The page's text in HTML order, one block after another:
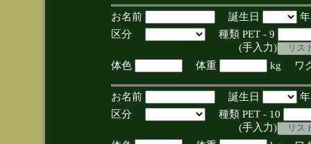
お名前 誕生日
区分
種類 PET - 9
(手入力)
体色
体重 kg ワ
お名前 誕生日
区分
種類 PET - 10
(手入力)